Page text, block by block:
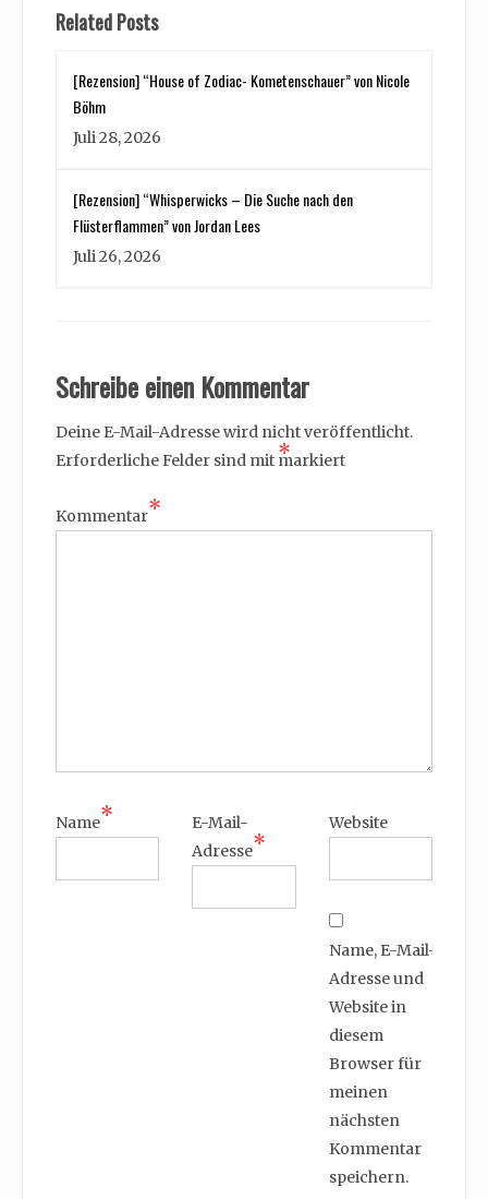
Related Posts
[Rezension] “House of Zodiac- Kometenschauer” von Nicole
Böhm
Juli 28, 2026
[Rezension] “Whisperwicks – Die Suche nach den
Flüsterflammen” von Jordan Lees
Juli 26, 2026
Schreibe einen Kommentar
Deine E-Mail-Adresse wird nicht veröffentlicht.
Erforderliche Felder sind mit *
markiert
Kommentar*
Name*
E-Mail-
Adresse*
Website
Name, E-Mail-
Adresse und
Website in
diesem
Browser für
meinen
nächsten
Kommentar
speichern.